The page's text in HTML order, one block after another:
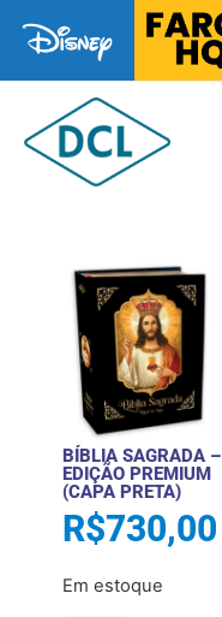
BÍBLIA SAGRADA –
EDIÇÃO PREMIUM
(CAPA PRETA)
R$730,00
Em estoque